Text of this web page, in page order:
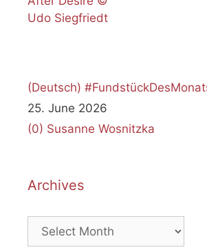
(Deutsch)
25. June 2026
(0) Susanne Wosnitzka
Archives
Archives